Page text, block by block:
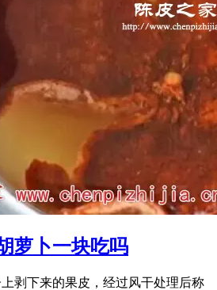
萝卜一块吃吗
剥下来的果皮，经过风干处理后称